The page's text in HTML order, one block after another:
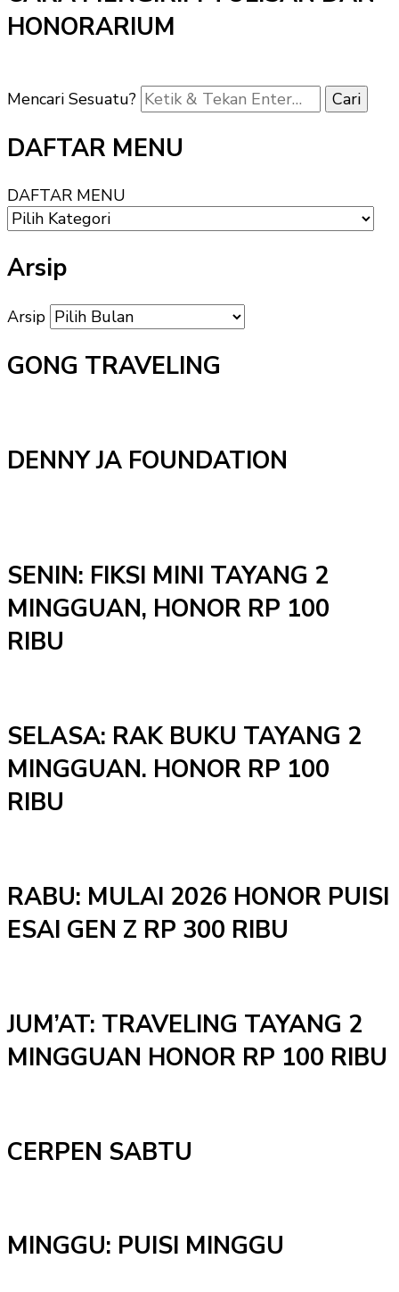
HONORARIUM
Mencari Sesuatu?
DAFTAR MENU
DAFTAR MENU
Arsip
Arsip
GONG TRAVELING
DENNY JA FOUNDATION
SENIN: FIKSI MINI TAYANG 2
MINGGUAN, HONOR RP 100
RIBU
SELASA: RAK BUKU TAYANG 2
MINGGUAN. HONOR RP 100
RIBU
RABU: MULAI 2026 HONOR PUISI
ESAI GEN Z RP 300 RIBU
JUM’AT: TRAVELING TAYANG 2
MINGGUAN HONOR RP 100 RIBU
CERPEN SABTU
MINGGU: PUISI MINGGU